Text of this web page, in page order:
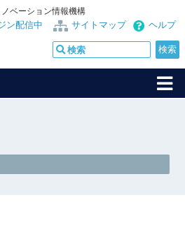
ベーション情報機構
ヘルプ
サイトマップ
ン配信中